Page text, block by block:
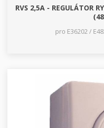
RVS 2,5A - REGULÁTOR
pro E36202 /